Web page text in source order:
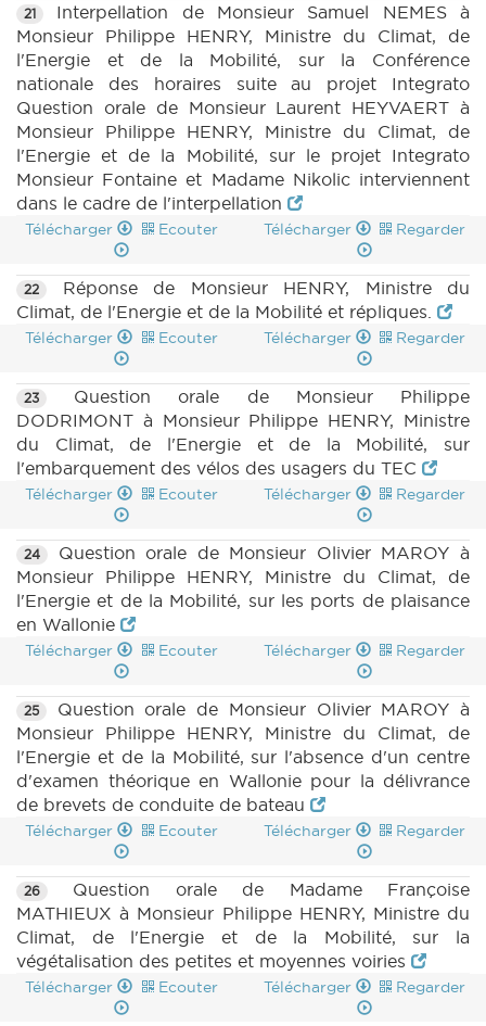
21
Interpellation de Monsieur Samuel NEMES à
Monsieur Philippe HENRY, Ministre du Climat, de
l'Energie et de la Mobilité, sur la Conférence
nationale des horaires suite au projet Integrato
Question orale de Monsieur Laurent HEYVAERT à
Monsieur Philippe HENRY, Ministre du Climat, de
l'Energie et de la Mobilité, sur le projet Integrato
Monsieur Fontaine et Madame Nikolic interviennent
dans le cadre de l'interpellation
Télécharger Ecouter Télécharger Regarder
22
Réponse de Monsieur HENRY, Ministre du
Climat, de l'Energie et de la Mobilité et répliques.
Télécharger Ecouter Télécharger Regarder
23
Question orale de Monsieur Philippe
DODRIMONT à Monsieur Philippe HENRY, Ministre
du Climat, de l'Energie et de la Mobilité, sur
l'embarquement des vélos des usagers du TEC
Télécharger Ecouter Télécharger Regarder
24
Question orale de Monsieur Olivier MAROY à
Monsieur Philippe HENRY, Ministre du Climat, de
l'Energie et de la Mobilité, sur les ports de plaisance
en Wallonie
Télécharger Ecouter Télécharger Regarder
25
Question orale de Monsieur Olivier MAROY à
Monsieur Philippe HENRY, Ministre du Climat, de
l'Energie et de la Mobilité, sur l'absence d'un centre
d'examen théorique en Wallonie pour la délivrance
de brevets de conduite de bateau
Télécharger Ecouter Télécharger Regarder
26
Question orale de Madame Françoise
MATHIEUX à Monsieur Philippe HENRY, Ministre du
Climat, de l'Energie et de la Mobilité, sur la
végétalisation des petites et moyennes voiries
Télécharger Ecouter Télécharger Regarder